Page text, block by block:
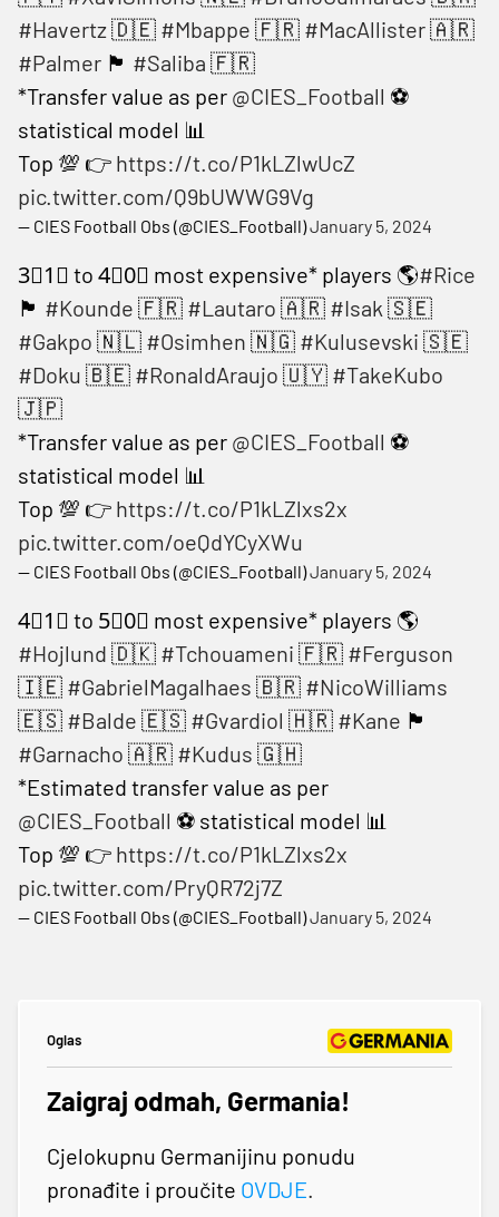
#Havertz🇩🇪 #Mbappe 🇫🇷 #MacAllister🇦🇷
#Palmer 🏴󠁧󠁢󠁥󠁮󠁧󠁿 #Saliba 🇫🇷
*Transfer value as per @CIES_Football ⚽️
statistical model 📊
Top 💯 👉 https://t.co/P1kLZlwUcZ
pic.twitter.com/Q9bUWWG9Vg
— CIES Football Obs (@CIES_Football)January 5, 2024
3⃣1⃣ to 4⃣0⃣ most expensive* players 🌎#Rice
🏴󠁧󠁢󠁥󠁮󠁧󠁿 #Kounde 🇫🇷 #Lautaro 🇦🇷 #Isak 🇸🇪
#Gakpo 🇳🇱 #Osimhen 🇳🇬 #Kulusevski 🇸🇪
#Doku 🇧🇪 #RonaldAraujo 🇺🇾 #TakeKubo
🇯🇵
*Transfer value as per @CIES_Football ⚽️
statistical model 📊
Top 💯 👉 https://t.co/P1kLZlxs2x
pic.twitter.com/oeQdYCyXWu
— CIES Football Obs (@CIES_Football)January 5, 2024
4⃣1⃣ to 5⃣0⃣ most expensive* players 🌎
#Hojlund 🇩🇰 #Tchouameni 🇫🇷 #Ferguson
🇮🇪 #GabrielMagalhaes 🇧🇷 #NicoWilliams
🇪🇸 #Balde 🇪🇸 #Gvardiol 🇭🇷 #Kane 🏴󠁧󠁢󠁥󠁮󠁧󠁿
#Garnacho 🇦🇷 #Kudus 🇬🇭
*Estimated transfer value as per
@CIES_Football ⚽️ statistical model 📊
Top 💯 👉 https://t.co/P1kLZlxs2x
pic.twitter.com/PryQR72j7Z
— CIES Football Obs (@CIES_Football)January 5, 2024
Oglas
Zaigraj odmah, Germania!
Cjelokupnu Germanijinu ponudu
pronađite i proučite OVDJE.